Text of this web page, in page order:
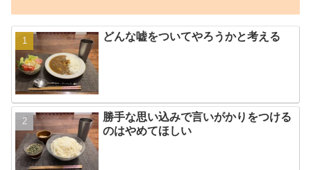
どんな嘘をついてやろうかと考える
勝手な思い込みで言いがかりをつける
のはやめてほしい